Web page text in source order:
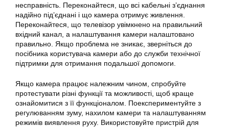
несправність. Переконайтеся, що всі кабельні з’єднання
надійно під’єднані і що камера отримує живлення.
Переконайтеся, що телевізор увімкнено на правильний
вхідний канал, а налаштування камери налаштовано
правильно. Якщо проблема не зникає, зверніться до
посібника користувача камери або до служби технічної
підтримки для отримання подальшої допомоги.
Якщо камера працює належним чином, спробуйте
протестувати різні функції та можливості, щоб краще
ознайомитися з її функціоналом. Поекспериментуйте з
регулюванням зуму, нахилом камери та налаштуванням
режимів виявлення руху. Використовуйте пристрій для